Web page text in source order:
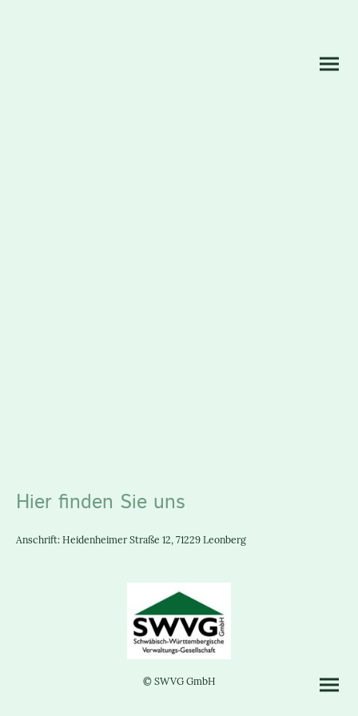
Hier finden Sie uns
Anschrift: Heidenheimer Straße 12, 71229 Leonberg
© SWVG GmbH